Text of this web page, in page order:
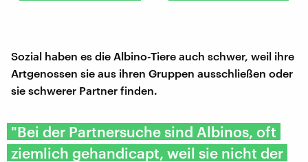
Sozial haben es die Albino-Tiere auch schwer, weil ihre
Artgenossen sie aus ihren Gruppen ausschließen oder
sie schwerer Partner finden.
"Bei der Partnersuche sind Albinos, oft
ziemlich gehandicapt, weil sie nicht der